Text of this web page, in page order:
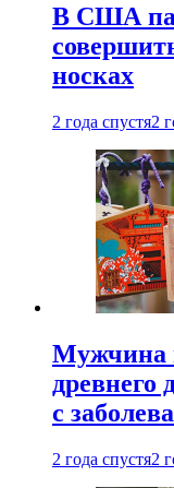
В США
носках
2 года спустя2
Мужчина
древнего
с
2 года спустя2